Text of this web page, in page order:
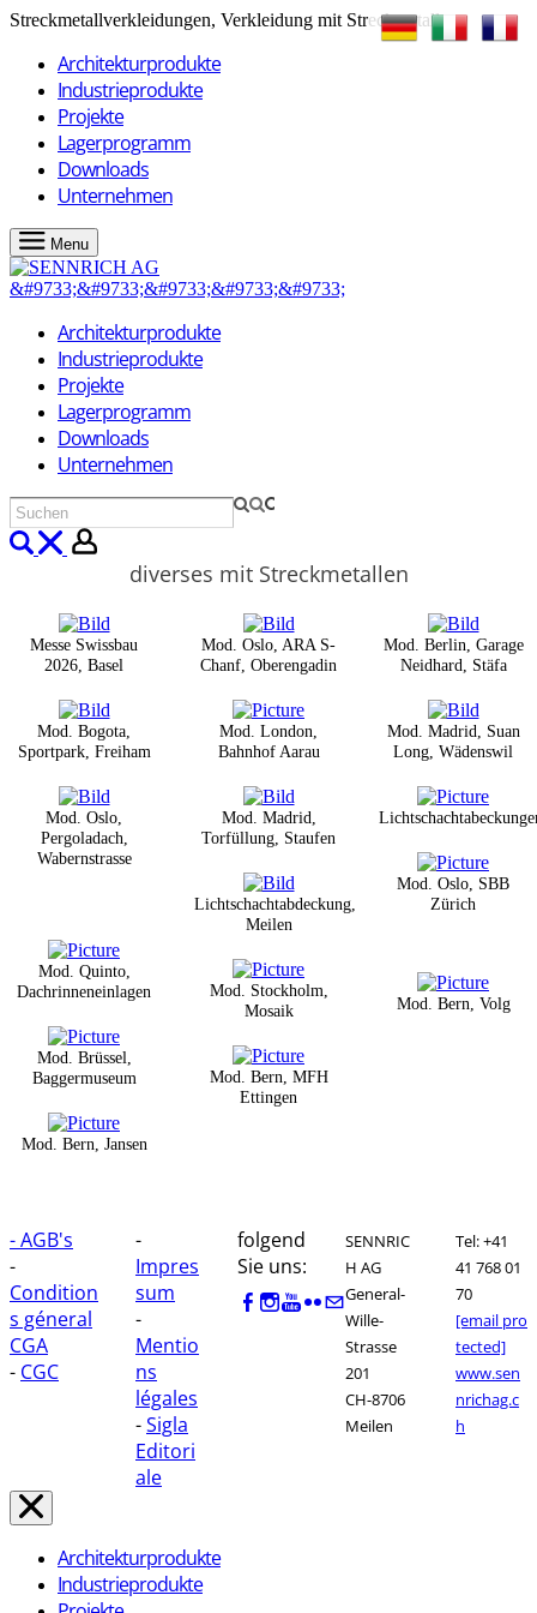
Streckmetallverkleidungen, Verkleidung mit Streckmetallen
Architekturprodukte
Industrieprodukte
Projekte
Lagerprogramm
Downloads
Unternehmen
Menu
Architekturprodukte
Industrieprodukte
Projekte
Lagerprogramm
Downloads
Unternehmen
diverses mit Streckmetallen
Messe Swissbau
2026, Basel
Mod. Bogota,
Sportpark, Freiham
Mod. Oslo,
Pergoladach,
Wabernstrasse
Mod. Quinto,
Dachrinneneinlagen
Mod. Brüssel,
Baggermuseum
Mod. Bern, Jansen
Mod. Oslo, ARA S-
Chanf, Oberengadin
Mod. London,
Bahnhof Aarau
Mod. Madrid,
Torfüllung, Staufen
Lichtschachtabdeckung,
Meilen
Mod. Stockholm,
Mosaik
Mod. Bern, MFH
Ettingen
Mod. Berlin, Garage
Neidhard, Stäfa
Mod. Madrid, Suan
Long, Wädenswil
Mod. Oslo, SBB
Zürich
Mod. Bern, Volg
- AGB's
-
Condition
s géneral
CGA
- CGC
-
Impres
sum
-
Mentio
ns
légales
-Sigla
Editori
ale
folgend
Sie uns:
SENNRIC
H AG
General-
Wille-
Strasse
201
CH-8706
Meilen
Tel: +41
41 768 01
70
[email pro
tected]
www.sen
nrichag.c
h
Architekturprodukte
Industrieprodukte